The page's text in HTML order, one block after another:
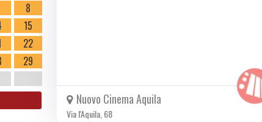
8
15
22
29
Nuovo Cinema Aquila
Via l'Aquila, 68